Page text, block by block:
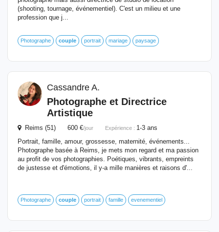
(shooting, tournage, événementiel). C'est un milieu et une
profession que j...
Photographe couple portrait mariage paysage
Cassandre A.
Photographe et Directrice
Artistique
Reims (51) 600 €/jour Expérience : 1-3 ans
Portrait, famille, amour, grossesse, maternité, événements...
Photographe basée à Reims, je mets mon regard et ma passion
au profit de vos photographies. Poétiques, vibrants, empreints
de justesse et d'émotions, il y-a mille manières et raisons d'...
Photographe couple portrait famille evenementiel